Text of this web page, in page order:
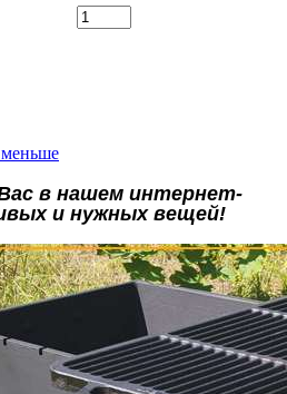
в нашем интернет-
и нужных вещей!